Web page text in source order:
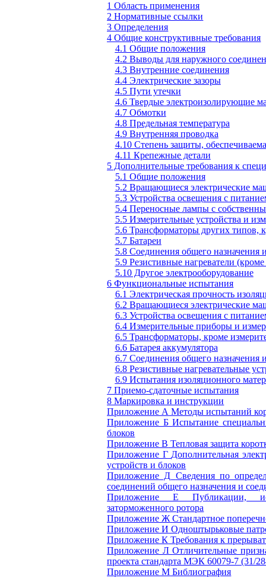
1 Область применения
2 Нормативные ссылки
3 Определения
4 Общие конструктивные требования
4.1 Общие положения
4.2 Выводы для наружного
4.3 Внутренние соединения
4.4 Электрические зазоры
4.5 Пути утечки
4.6 Твердые электроизолирующие
4.7 Обмотки
4.8 Предельная температура
4.9 Внутренняя проводка
4.10 Степень защиты,
4.11 Крепежные детали
5 Дополнительные требования к
5.1 Общие положения
5.2 Вращающиеся электрические
5.3 Устройства освещения с
5.4 Переносные лампы с
5.5 Измерительные устройства и
5.6 Трансформаторы других типов,
5.7 Батареи
5.8 Соединения общего назначения
5.9 Резистивные нагреватели
5.10 Другое электрооборудование
6 Функциональные испытания
6.1 Электрическая прочность
6.2 Вращающиеся электрические
6.3 Устройства освещения с
6.4 Измерительные приборы и
6.5 Трансформаторы, кроме
6.6 Батарея аккумулятора
6.7 Соединения общего назначения
6.8 Резистивные нагревательные
6.9 Испытания изоляционного
7 Приемо-сдаточные испытания
8 Маркировка и инструкции
Приложение А Методы испытаний
Приложение Б Испытание
блоков
Приложение В Тепловая защита
Приложение Г Дополнительная
устройств и блоков
Приложение Д Сведения по
соединений общего назначения и
Приложение Е
Публикации,
заторможенного ротора
Приложение Ж Стандартное
Приложение И Одноштырьковые
Приложение К Требования к
Приложение Л Отличительные
проекта стандарта МЭК 60079-7 (31/
Приложение М Библиография